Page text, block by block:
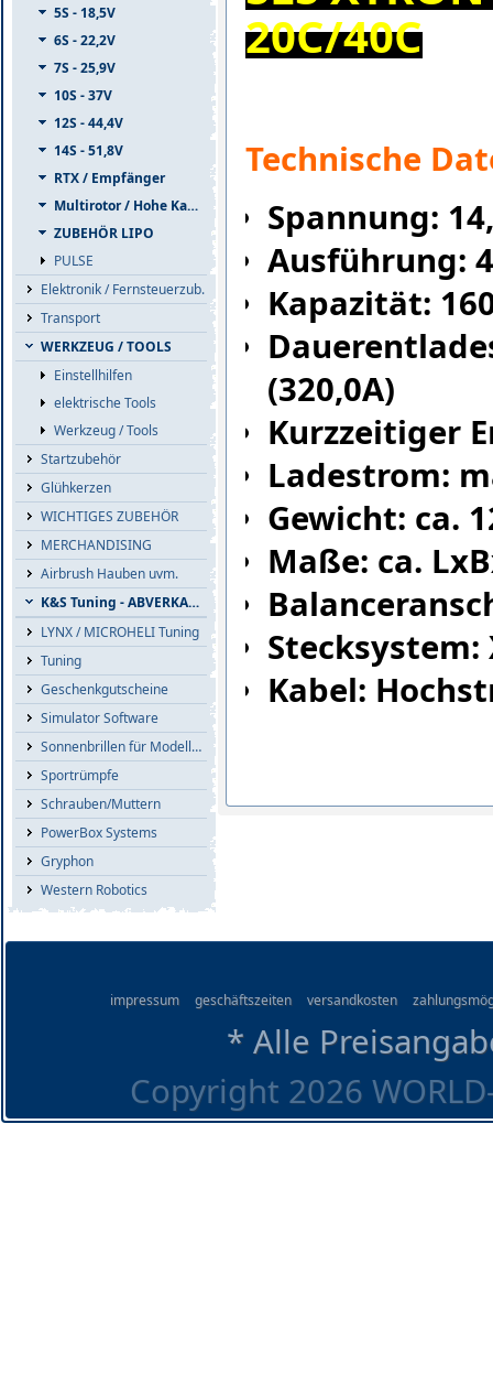
5S - 18,5V
6S - 22,2V
7S - 25,9V
10S - 37V
12S - 44,4V
14S - 51,8V
RTX / Empfänger
Multirotor / Hohe Kapazität
ZUBEHÖR LIPO
PULSE
Elektronik / Fernsteuerzub.
Transport
WERKZEUG / TOOLS
Einstellhilfen
elektrische Tools
Werkzeug / Tools
Startzubehör
Glühkerzen
WICHTIGES ZUBEHÖR
MERCHANDISING
Airbrush Hauben uvm.
K&S Tuning - ABVERKAUF
LYNX / MICROHELI Tuning
Tuning
Geschenkgutscheine
Simulator Software
Sonnenbrillen für Modellflieger
Sportrümpfe
Schrauben/Muttern
PowerBox Systems
Gryphon
Western Robotics
20C/40C
Technische
Spannung:
Ausführung:
Kapazität:
(320,0A)
Kurzzeitiger
Ladestrom:
Gewicht: ca.
Maße: ca.
Stecksystem:
Kabel:
impressum geschäftszeiten versandkosten
* Alle
Copyright 2026